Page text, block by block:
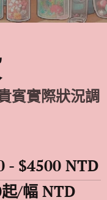
賓實際狀況調
- $4500 NTD
/幅NTD